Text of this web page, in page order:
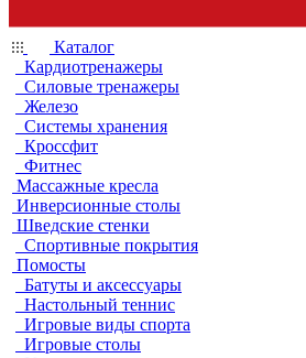
Каталог
Кардиотренажеры
Силовые тренажеры
Железо
Системы хранения
Кроссфит
Фитнес
Массажные кресла
Инверсионные столы
Шведские стенки
Спортивные покрытия
Помосты
Батуты и аксессуары
Настольный теннис
Игровые виды спорта
Игровые столы